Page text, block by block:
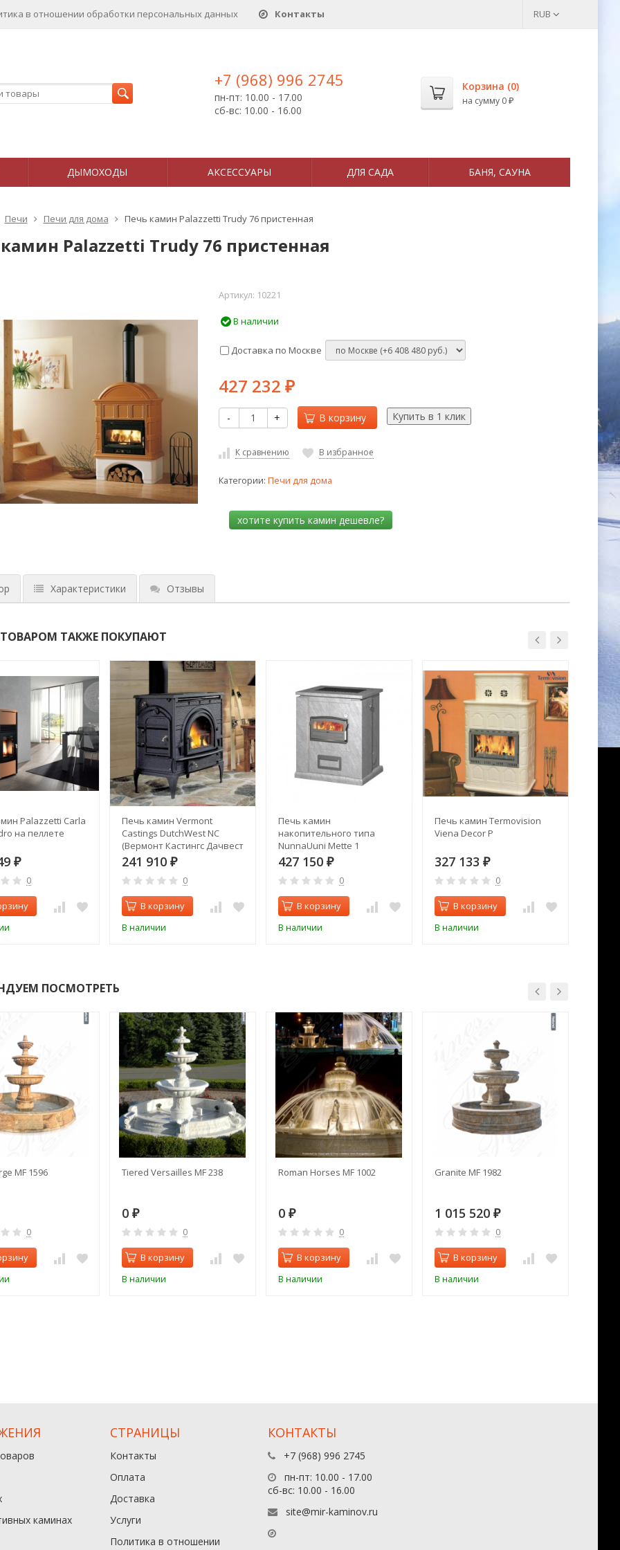
в отношении обработки персональных данныx Контакты RUB
+7 (968) 996 2745
пн-пт: 10.00 - 17.00
сб-вс: 10.00 - 16.00
Корзина (0)
на сумму 0 ₽
ДЫМОХОДЫ АКСЕССУАРЫ ДЛЯ САДА БАНЯ, САУНА
Печи Печи для дома Печь камин Palazzetti Trudy 76 пристенная
Palazzetti Trudy 76 пристенная
Артикул: 10221
В наличии
Доставка по Москве
427 232 ₽
- + В корзину
К сравнению В избранное
Категории: Печи для дома
Характеристики Отзывы
ТАКЖЕ ПОКУПАЮТ
Palazzetti Carla
на пеллете
₽
0
Печь камин Vermont
Castings DutchWest NC
(Вермонт Кастингс Дачвест
средняя)
241 910 ₽
0
В корзину
В наличии
Печь камин
накопительного типа
NunnaUuni Mette 1
427 150 ₽
0
В корзину
В наличии
Печь камин Termovision
Viena Decor P
327 133 ₽
0
В корзину
В наличии
ПОСМОТРЕТЬ
MF 1596
0
Tiered Versailles MF 238
0 ₽
0
В корзину
В наличии
Roman Horses MF 1002
0 ₽
0
В корзину
В наличии
Granite MF 1982
1 015 520 ₽
0
В корзину
В наличии
каминах
СТРАНИЦЫ
Контакты
Оплата
Доставка
Услуги
Политика в отношении
КОНТАКТЫ
+7 (968) 996 2745
пн-пт: 10.00 - 17.00
сб-вс: 10.00 - 16.00
site@mir-kaminov.ru